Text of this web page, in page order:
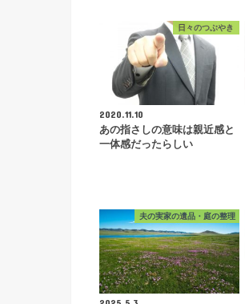
日々のつぶやき
2020.11.10
あの指さしの意味は親近感と
一体感だったらしい
夫の実家の遺品・庭の整理